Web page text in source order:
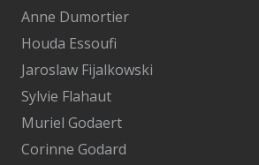
Anne Dumortier
Houda Essoufi
Jaroslaw Fijalkowski
Sylvie Flahaut
Muriel Godaert
Corinne Godard